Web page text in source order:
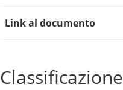
Link al documento
Classificazione